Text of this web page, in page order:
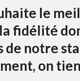
le
fidélité
de notre
on